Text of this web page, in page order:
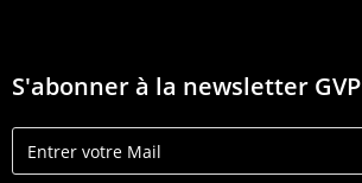
S'abonner à la newsletter GVP